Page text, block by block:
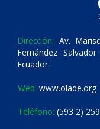
Dirección: Av.
Fernández
Ecuador.
Web: www.olade.org
Teléfono: (593 2)